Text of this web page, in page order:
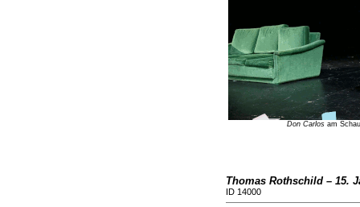
Don Carlos am
Thomas Rothschild – 15.
ID 14000